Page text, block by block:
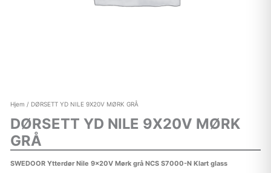
Hjem / DØRSETT YD NILE 9X20V MØRK GRÅ
DØRSETT YD NILE 9X20V MØRK
GRÅ
SWEDOOR Ytterdør Nile 9x20V Mørk grå NCS S7000-N Klart glass